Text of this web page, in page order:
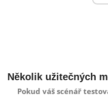
Několik užitečných
Pokud váš scénář